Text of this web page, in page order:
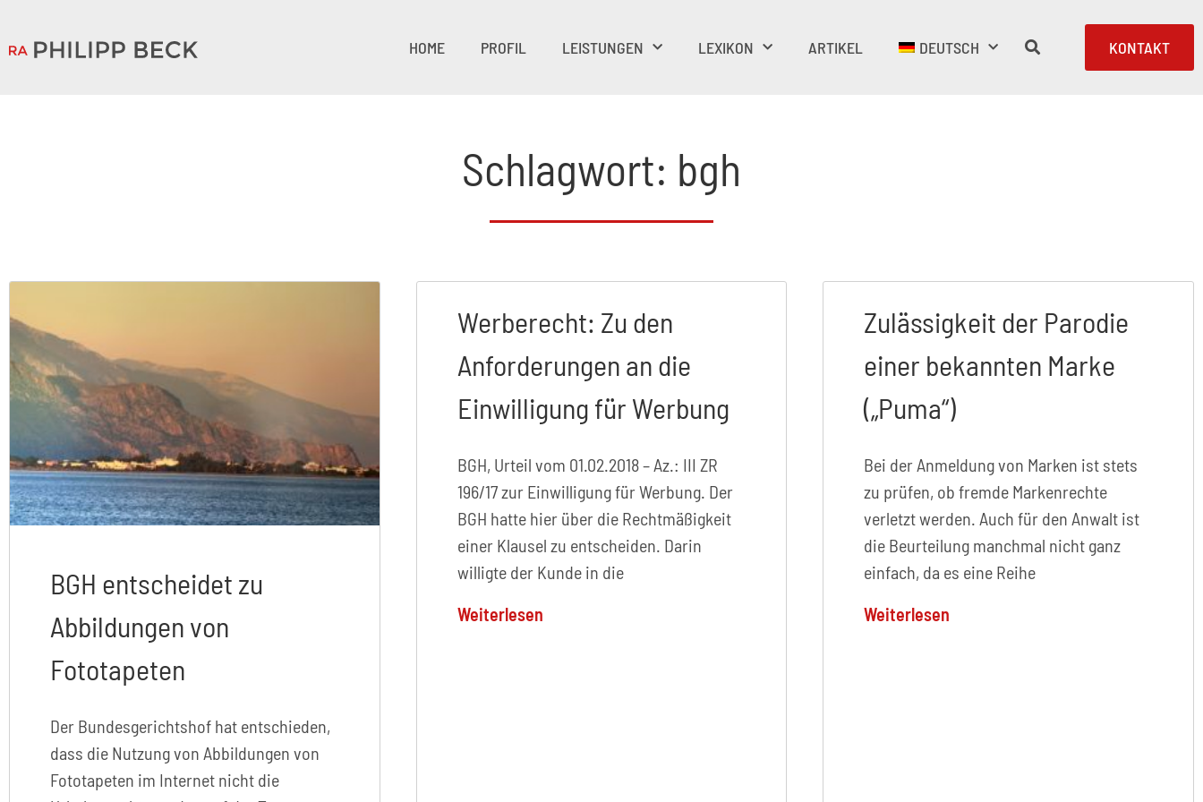
HOME PROFIL LEISTUNGEN LEXIKON ARTIKEL DEUTSCH KONTAKT
Schlagwort: bgh
BGH entscheidet zu
Abbildungen von
Fototapeten
Der Bundesgerichtshof hat entschieden,
dass die Nutzung von Abbildungen von
Fototapeten im Internet nicht die
Werberecht: Zu den
Anforderungen an die
Einwilligung für Werbung
BGH, Urteil vom 01.02.2018 – Az.: III ZR
196/17 zur Einwilligung für Werbung. Der
BGH hatte hier über die Rechtmäßigkeit
einer Klausel zu entscheiden. Darin
willigte der Kunde in die
Weiterlesen
Zulässigkeit der Parodie
einer bekannten Marke
(„Puma“)
Bei der Anmeldung von Marken ist stets
zu prüfen, ob fremde Markenrechte
verletzt werden. Auch für den Anwalt ist
die Beurteilung manchmal nicht ganz
einfach, da es eine Reihe
Weiterlesen